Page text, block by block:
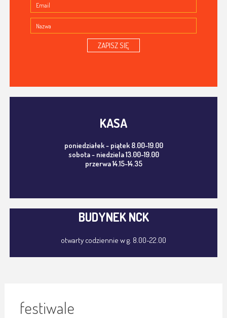
ZAPISZ SIĘ
KASA
poniedziałek - piątek 8.00-19.00
sobota - niedziela 13.00-19.00
przerwa 14.15-14.35
BUDYNEK NCK
otwarty codziennie w g. 8.00-22.00
festiwale